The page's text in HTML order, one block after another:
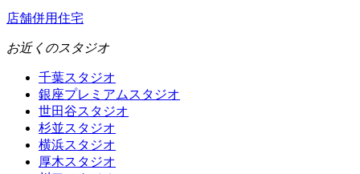
店舗併用住宅
お近くのスタジオ
千葉スタジオ
銀座プレミアムスタジオ
世田谷スタジオ
杉並スタジオ
横浜スタジオ
厚木スタジオ